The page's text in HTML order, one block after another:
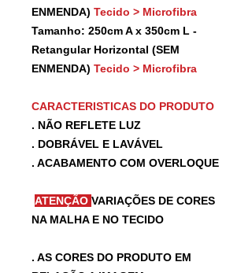
ENMENDA) Tecido > Microfibra
Tamanho: 250cm A x 350cm L -
Retangular Horizontal (SEM
ENMENDA) Tecido > Microfibra
CARACTERISTICAS DO PRODUTO
. NÃO REFLETE LUZ
. DOBRÁVEL E LAVÁVEL
. ACABAMENTO COM OVERLOQUE
ATENÇÃO VARIAÇÕES DE CORES
NA MALHA E NO TECIDO
. AS CORES DO PRODUTO EM